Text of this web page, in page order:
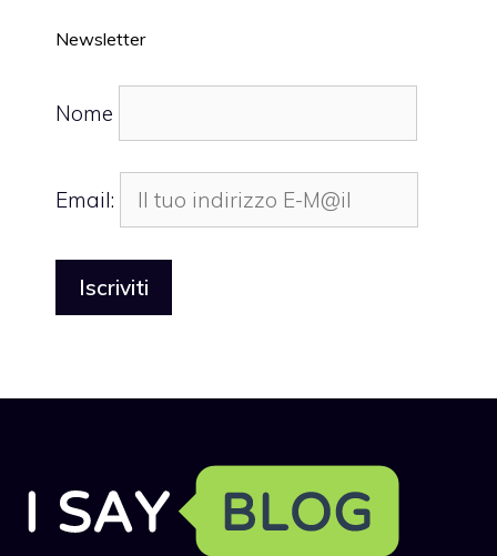
Newsletter
Nome
Email: